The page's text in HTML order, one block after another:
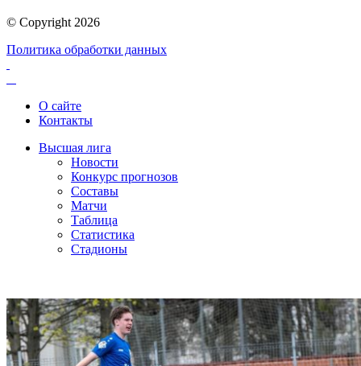
© Copyright 2026
Политика обработки данных
О сайте
Контакты
Высшая лига
Новости
Конкурс прогнозов
Составы
Матчи
Таблица
Статистика
Стадионы